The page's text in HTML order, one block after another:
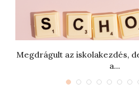
Megdrágult az iskolakezdés,
a...